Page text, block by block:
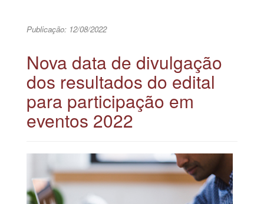
Publicação: 12/08/2022
Nova data de divulgação
dos resultados do edital
para participação em
eventos 2022